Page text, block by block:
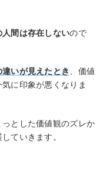
間は存在しないので
いが見えたとき、価値
に印象が悪くなりま
とした価値観のズレか
ていきます。